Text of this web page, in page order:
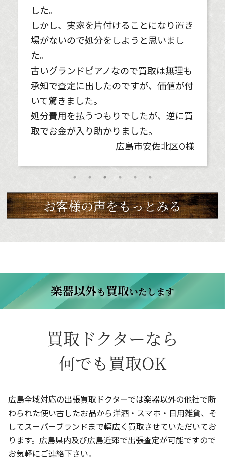
また、査定金額についても丁寧に査定の
根拠や市場価格など丁寧に教えてもらい
ました。
お客様の声をもっとみる
楽器以外も買取いたします
買取ドクターなら
何でも買取OK
広島全域対応の出張買取ドクターでは楽器以外の他社で断
わられた使い古したお品から洋酒・スマホ・日用雑貨、そ
してスーパーブランドまで幅広く買取させていただいてお
ります。広島県内及び広島近郊で出張査定が可能ですので
お気軽にご連絡下さい。